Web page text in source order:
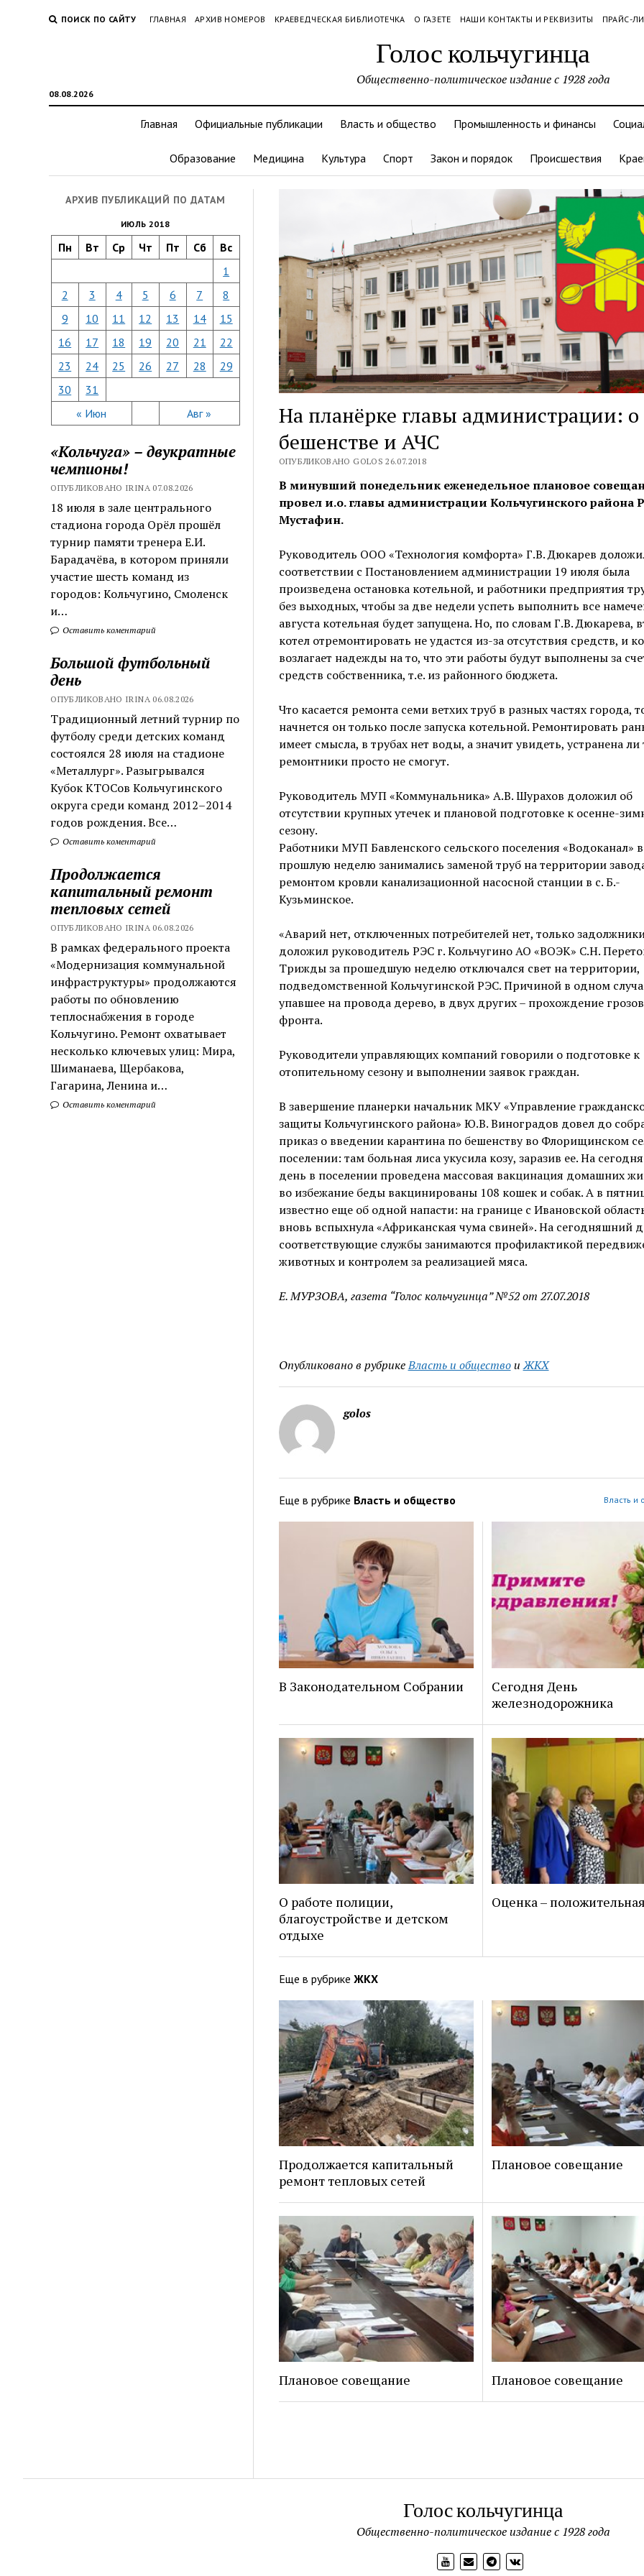
ПОИСК ПО САЙТУ ГЛАВНАЯ АРХИВ НОМЕРОВ КРАЕВЕДЧЕСКАЯ БИБЛИОТЕЧКА О ГАЗЕТЕ НАШИ КОНТАКТЫ И РЕКВИЗИТЫ ПРАЙС-
Голос кольчугинца
08.08.2026
Общественно-политическое издание с 1928 года
Главная Официальные публикации Власть и общество Промышленность и финансы
Образование Медицина Культура Спорт Закон и порядок Происшествия
АРХИВ ПУБЛИКАЦИЙ ПО ДАТАМ
ИЮЛЬ 2018
Пн Вт Ср Чт Пт Сб Вс
« Июн Авг »
1
2
3 4 5 6 7
8
9
10 11 12 13 14
15
16
17 18 19 20 21
22
23
24 25 26 27 28
29
30
31
«Кольчуга» – двукратные
чемпионы!
ОПУБЛИКОВАНО IRINA 07.08.2026
18 июля в зале центрального
стадиона города Орёл прошёл
турнир памяти тренера Е.И.
Барадачёва, в котором приняли
участие шесть команд из
городов: Кольчугино, Смоленск
и…
Оставить коментарий
Большой футбольный
день
ОПУБЛИКОВАНО IRINA 06.08.2026
Традиционный летний турнир по
футболу среди детских команд
состоялся 28 июля на стадионе
«Металлург». Разыгрывался
Кубок КТОСов Кольчугинского
округа среди команд 2012–2014
годов рождения. Все…
Оставить коментарий
Продолжается
капитальный ремонт
тепловых сетей
ОПУБЛИКОВАНО IRINA 06.08.2026
В рамках федерального проекта
«Модернизация коммунальной
инфраструктуры» продолжаются
работы по обновлению
теплоснабжения в городе
Кольчугино. Ремонт охватывает
несколько ключевых улиц: Мира,
Шиманаева, Щербакова,
Гагарина, Ленина и…
Оставить коментарий
На планёрке главы администрации: о
бешенстве и АЧС
ОПУБЛИКОВАНО GOLOS 26.07.2018
В минувший понедельник еженедельное плановое
провел и.о. главы администрации Кольчугинского района
Мустафин.
Руководитель ООО «Технология комфорта» Г.В. Дюкарев
соответствии с Постановлением администрации 19 июля была
произведена остановка котельной, и работники предприятия
без выходных, чтобы за две недели успеть выполнить все
августа котельная будет запущена. Но, по словам Г.В. Дюкарева,
котел отремонтировать не удастся из-за отсутствия средств, и
возлагает надежды на то, что эти работы будут выполнены за
средств собственника, т.е. из районного бюджета.
Что касается ремонта семи ветхих труб в разных частях города,
начнется он только после запуска котельной. Ремонтировать
имеет смысла, в трубах нет воды, а значит увидеть, устранена ли
ремонтники просто не смогут.
Руководитель МУП «Коммунальника» А.В. Шурахов доложил об
отсутствии крупных утечек и плановой подготовке к осенне-
сезону.
Работники МУП Бавленского сельского поселения «Водоканал»
прошлую неделю занимались заменой труб на территории
ремонтом кровли канализационной насосной станции в с. Б.-
Кузьминское.
«Аварий нет, отключенных потребителей нет, только
доложил руководитель РЭС г. Кольчугино АО «ВОЭК» С.Н.
Трижды за прошедшую неделю отключался свет на территории,
подведомственной Кольчугинской РЭС. Причиной в одном
упавшее на провода дерево, в двух других – прохождение
фронта.
Руководители управляющих компаний говорили о подготовке к
отопительному сезону и выполнении заявок граждан.
В завершение планерки начальник МКУ «Управление
защиты Кольчугинского района» Ю.В. Виноградов довел до
приказ о введении карантина по бешенству во Флорищинском
поселении: там больная лиса укусила козу, заразив ее. На
день в поселении проведена массовая вакцинация домашних
во избежание беды вакцинированы 108 кошек и собак. А в
известно еще об одной напасти: на границе с Ивановской
вновь вспыхнула «Африканская чума свиней». На сегодняшний
соответствующие службы занимаются профилактикой
животных и контролем за реализацией мяса.
Е. МУРЗОВА, газета “Голос кольчугинца” №52 от 27.07.2018
Опубликовано в рубрикеВласть и обществоиЖКХ
golos
Еще в рубрике Власть и общество Власть и
В Законодательном Собрании
Сегодня День
железнодорожника
О работе полиции,
благоустройстве и детском
отдыхе
Оценка –
Еще в рубрике ЖКХ
Продолжается капитальный
ремонт тепловых сетей
Плановое совещание
Плановое совещание Плановое совещание
Голос кольчугинца
Общественно-политическое издание с 1928 года